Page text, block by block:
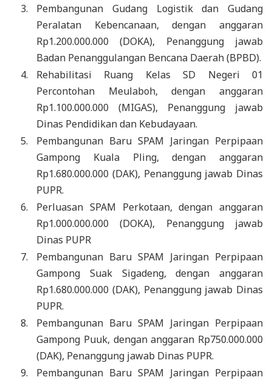
Pembangunan Gudang Logistik dan Gudang
Peralatan Kebencanaan, dengan anggaran
Rp1.200.000.000 (DOKA), Penanggung jawab
Badan Penanggulangan Bencana Daerah (BPBD).
Rehabilitasi Ruang Kelas SD Negeri 01
Percontohan Meulaboh, dengan anggaran
Rp1.100.000.000 (MIGAS), Penanggung jawab
Dinas Pendidikan dan Kebudayaan.
Pembangunan Baru SPAM Jaringan Perpipaan
Gampong Kuala Pling, dengan anggaran
Rp1.680.000.000 (DAK), Penanggung jawab Dinas
PUPR.
Perluasan SPAM Perkotaan, dengan anggaran
Rp1.000.000.000 (DOKA), Penanggung jawab
Dinas PUPR
Pembangunan Baru SPAM Jaringan Perpipaan
Gampong Suak Sigadeng, dengan anggaran
Rp1.680.000.000 (DAK), Penanggung jawab Dinas
PUPR.
Pembangunan Baru SPAM Jaringan Perpipaan
Gampong Puuk, dengan anggaran Rp750.000.000
(DAK), Penanggung jawab Dinas PUPR.
Pembangunan Baru SPAM Jaringan Perpipaan